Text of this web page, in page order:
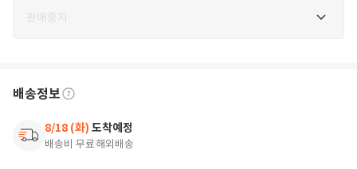
판매중지
배송정보
8/18 (화) 도착예정
배송비 무료해외배송